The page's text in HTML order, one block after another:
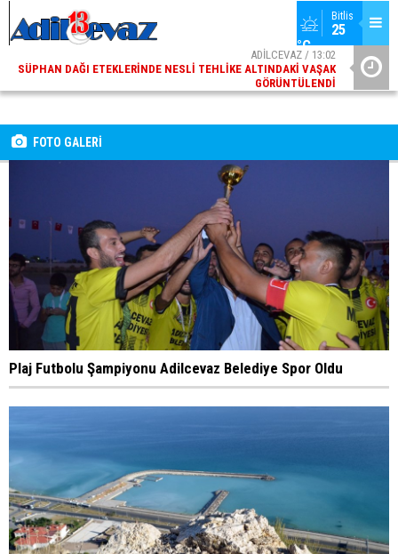
Bitlis
25
°C
ADİLCEVAZ / 13:02
SÜPHAN DAĞI ETEKLERINDE NESLI TEHLIKE ALTINDAKI VAŞAK
GÖRÜNTÜLENDI
ADİLCEVAZ / 09:10
ADILCEVAZ ESKI KAYMAKAMLARINDAN MUSTAFA ÇIFTÇI
FOTO GALERİ
Plaj Futbolu Şampiyonu Adilcevaz Belediye Spor Oldu